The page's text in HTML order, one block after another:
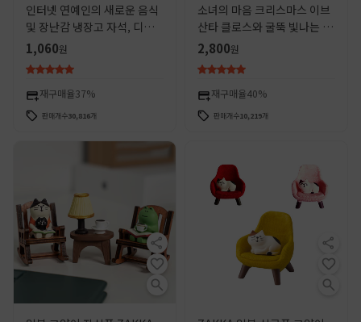
인터넷 연예인의 새로운 음식
및 장난감 냉장고 자석, 디저
트 과일 차, 입체 수지 자석 스
티커, 맞춤형 창의적인 얼음
과일
1,060원
재구매율37%
판매개수30,816개
소녀의 마음 크리스마스 이브
산타 클로스와 굴뚝 빛나는 창
의력으로 남성과 여성 친구에
게 치유 장식품을 보냅니다.
2,800원
재구매율40%
판매개수10,219개